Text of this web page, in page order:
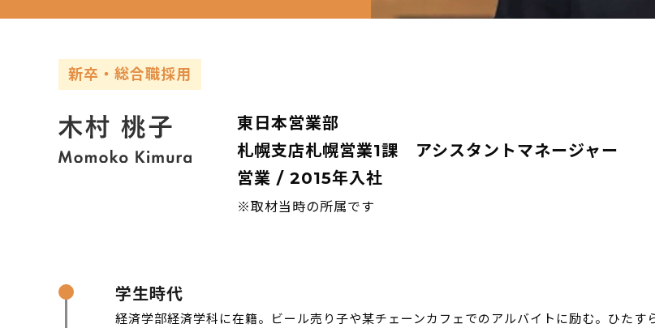
新卒・総合職採用
東日本営業部
札幌支店札幌営業1課 アシスタントマネージャー
営業 / 2015年入社
※取材当時の所属です
学生時代
経済学部経済学科に在籍。ビール売り子や某チェーンカフェでのアルバイトに励む。ひたす